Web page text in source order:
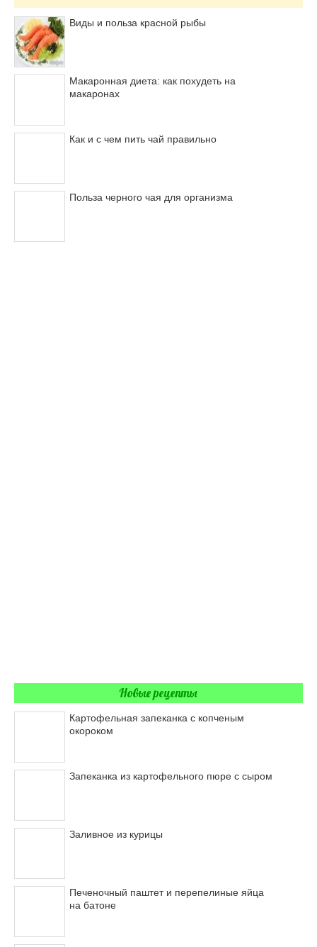
Виды и польза красной рыбы
Макаронная диета: как похудеть на
макаронах
Как и с чем пить чай правильно
Польза черного чая для организма
Новые рецепты
Картофельная запеканка с копченым
окороком
Запеканка из картофельного пюре с сыром
Заливное из курицы
Печеночный паштет и перепелиные яйца
на батоне